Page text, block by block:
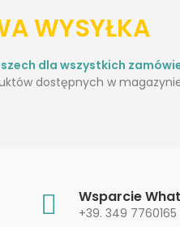
WYSYŁKA
dla wszystkich
dostępnych w
Wsparcie
+39. 349 7760165